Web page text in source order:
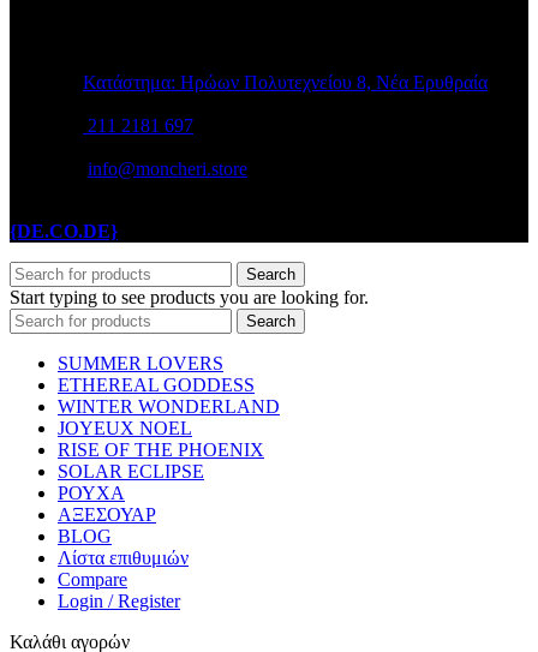
Κατάστημα: Ηρώων Πολυτεχνείου 8, Νέα Ερυθραία
211 2181 697
info@moncheri.store
{DE.CO.DE}
Search
Start typing to see products you are looking for.
Search
SUMMER LOVERS
ETHEREAL GODDESS
WINTER WONDERLAND
JOYEUX NOEL
RISE OF THE PHOENIX
SOLAR ECLIPSE
ΡΟΥΧΑ
ΑΞΕΣΟΥΑΡ
BLOG
Λίστα επιθυμιών
Compare
Login / Register
Καλάθι αγορών